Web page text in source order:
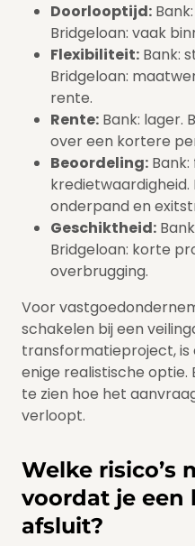
Doorlooptijd:
Bridgeloan: vaak
Flexibiliteit: Bank:
Bridgeloan:
rente.
Rente: Bank: lager.
over een kortere
Beoordeling:
kredietwaardigheid.
onderpand en
Geschiktheid:
Bridgeloan: korte
overbrugging.
Voor
schakelen bij een
transformatieproject, is
enige realistische optie.
te zien hoe het
verloopt.
Welke risico’s
voordat je een
afsluit?